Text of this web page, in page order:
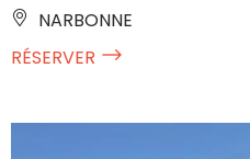
RÉSERVER